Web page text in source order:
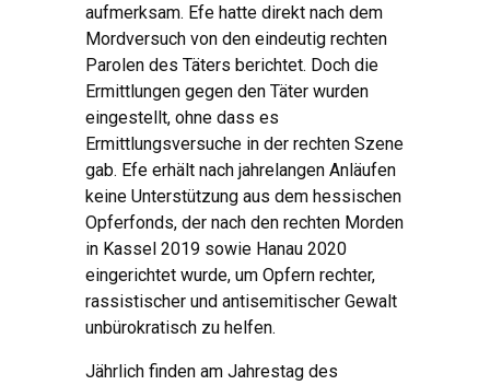
aufmerksam. Efe hatte direkt nach dem
Mordversuch von den eindeutig rechten
Parolen des Täters berichtet. Doch die
Ermittlungen gegen den Täter wurden
eingestellt, ohne dass es
Ermittlungsversuche in der rechten Szene
gab. Efe erhält nach jahrelangen Anläufen
keine Unterstützung aus dem hessischen
Opferfonds, der nach den rechten Morden
in Kassel 2019 sowie Hanau 2020
eingerichtet wurde, um Opfern rechter,
rassistischer und antisemitischer Gewalt
unbürokratisch zu helfen.
Jährlich finden am Jahrestag des